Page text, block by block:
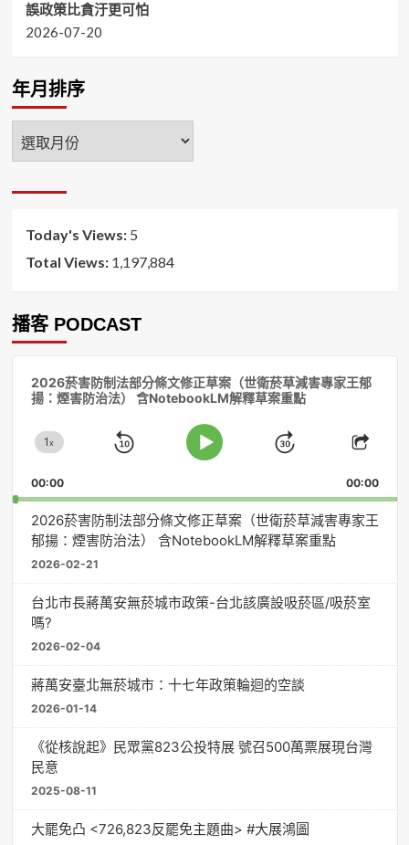
誤政策比貪汙更可怕
2026-07-20
年月排序
年
月
序
Today's Views: 5
Total Views: 1,197,884
播客 PODCAST
2026菸害防制法部分條文修正草案（世衛菸草減害專家王郁
揚：煙害防治法） 含NotebookLM解釋草案重點
Change
Rate
1x
Skip
Play
Jump
Forward
Share
00:00 00:00
2026菸害防制法部分條文修正草案（世衛菸草減害專家王
郁揚：煙害防治法） 含NotebookLM解釋草案重點
2026-02-21
台北市長蔣萬安無菸城市政策-台北該廣設吸菸區/吸菸室
嗎?
2026-02-04
蔣萬安臺北無菸城市：十七年政策輪迴的空談
2026-01-14
《從核說起》民眾黨823公投特展 號召500萬票展現台灣
民意
2025-08-11
大罷免凸 <726,823反罷免主題曲> #大展鴻圖